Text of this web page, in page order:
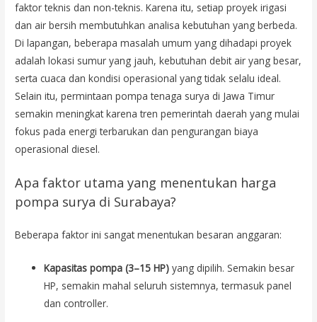
faktor teknis dan non-teknis. Karena itu, setiap proyek irigasi
dan air bersih membutuhkan analisa kebutuhan yang berbeda.
Di lapangan, beberapa masalah umum yang dihadapi proyek
adalah lokasi sumur yang jauh, kebutuhan debit air yang besar,
serta cuaca dan kondisi operasional yang tidak selalu ideal.
Selain itu, permintaan pompa tenaga surya di Jawa Timur
semakin meningkat karena tren pemerintah daerah yang mulai
fokus pada energi terbarukan dan pengurangan biaya
operasional diesel.
Apa faktor utama yang menentukan harga
pompa surya di Surabaya?
Beberapa faktor ini sangat menentukan besaran anggaran:
Kapasitas pompa (3–15 HP) yang dipilih. Semakin besar
HP, semakin mahal seluruh sistemnya, termasuk panel
dan controller.